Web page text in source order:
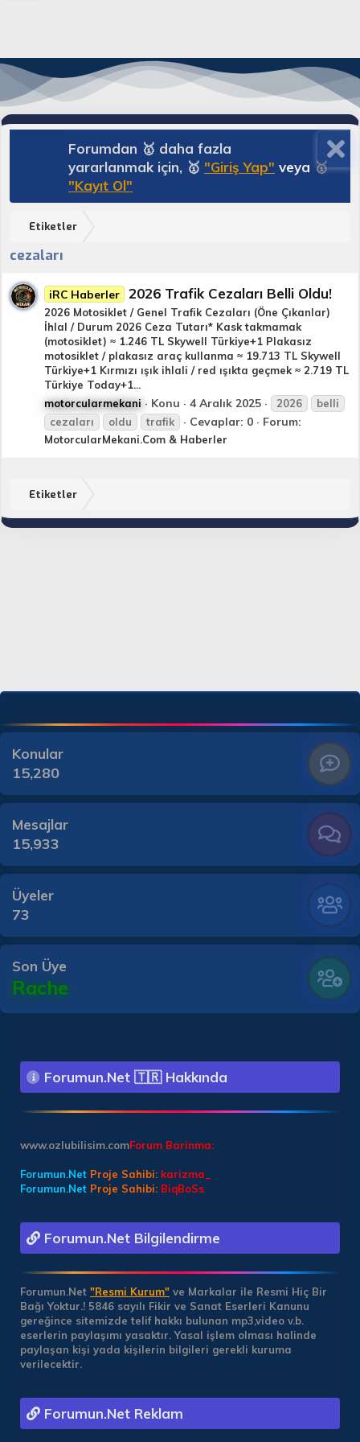
Forumdan 🥇 daha fazla
yararlanmak için, 🥇 "Giriş Yap" veya 🥇
"Kayıt Ol"
Etiketler
cezaları
iRC Haberler 2026 Trafik Cezaları Belli Oldu!
2026 Motosiklet / Genel Trafik Cezaları (Öne Çıkanlar)
İhlal / Durum 2026 Ceza Tutarı* Kask takmamak
(motosiklet) ≈ 1.246 TL Skywell Türkiye+1 Plakasız
motosiklet / plakasız araç kullanma ≈ 19.713 TL Skywell
Türkiye+1 Kırmızı ışık ihlali / red ışıkta geçmek ≈ 2.719 TL
Türkiye Today+1...
motorcularmekani
Konu 4 Aralık 2025 2026
belli
cezaları
oldu trafik Cevaplar: 0 Forum:
MotorcularMekani.Com & Haberler
Etiketler
Konular
15,280
Mesajlar
15,933
Üyeler
73
Son Üye
Rache
Forumun.Net 🇹🇷 Hakkında
Forum Barinma:
www.ozlubilisim.com
Forumun.Net Proje Sahibi: karizma_
Forumun.Net Proje Sahibi: BiqBoSs
Forumun.Net Bilgilendirme
Forumun.Net "Resmi Kurum" ve Markalar ile Resmi Hiç Bir
Bağı Yoktur.! 5846 sayılı Fikir ve Sanat Eserleri Kanunu
gereğince sitemizde telif hakkı bulunan mp3,video v.b.
eserlerin paylaşımı yasaktır. Yasal işlem olması halinde
paylaşan kişi yada kişilerin bilgileri gerekli kuruma
verilecektir.
Forumun.Net Reklam